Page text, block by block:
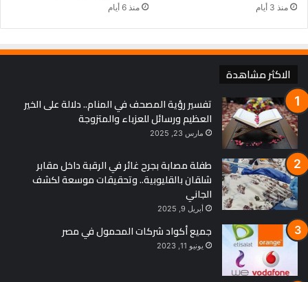
منذ 3 أيام منذ 6 أيام
الاكثر مشاهدة
تفسير رؤية المصحف في المنام.. دلالة على الخير
العظيم ورسائل للعزباء والمتزوجة
مارس 23, 2025
طفلة مصابة بجرح غائر في الرقبة داخل مقابر
شلقان بالقليوبية.. وتحقيقات موسعة لكشف
الجاني
أبريل 9, 2025
جميع أكواد شركات المحمول في مصر
يونيو 11, 2023